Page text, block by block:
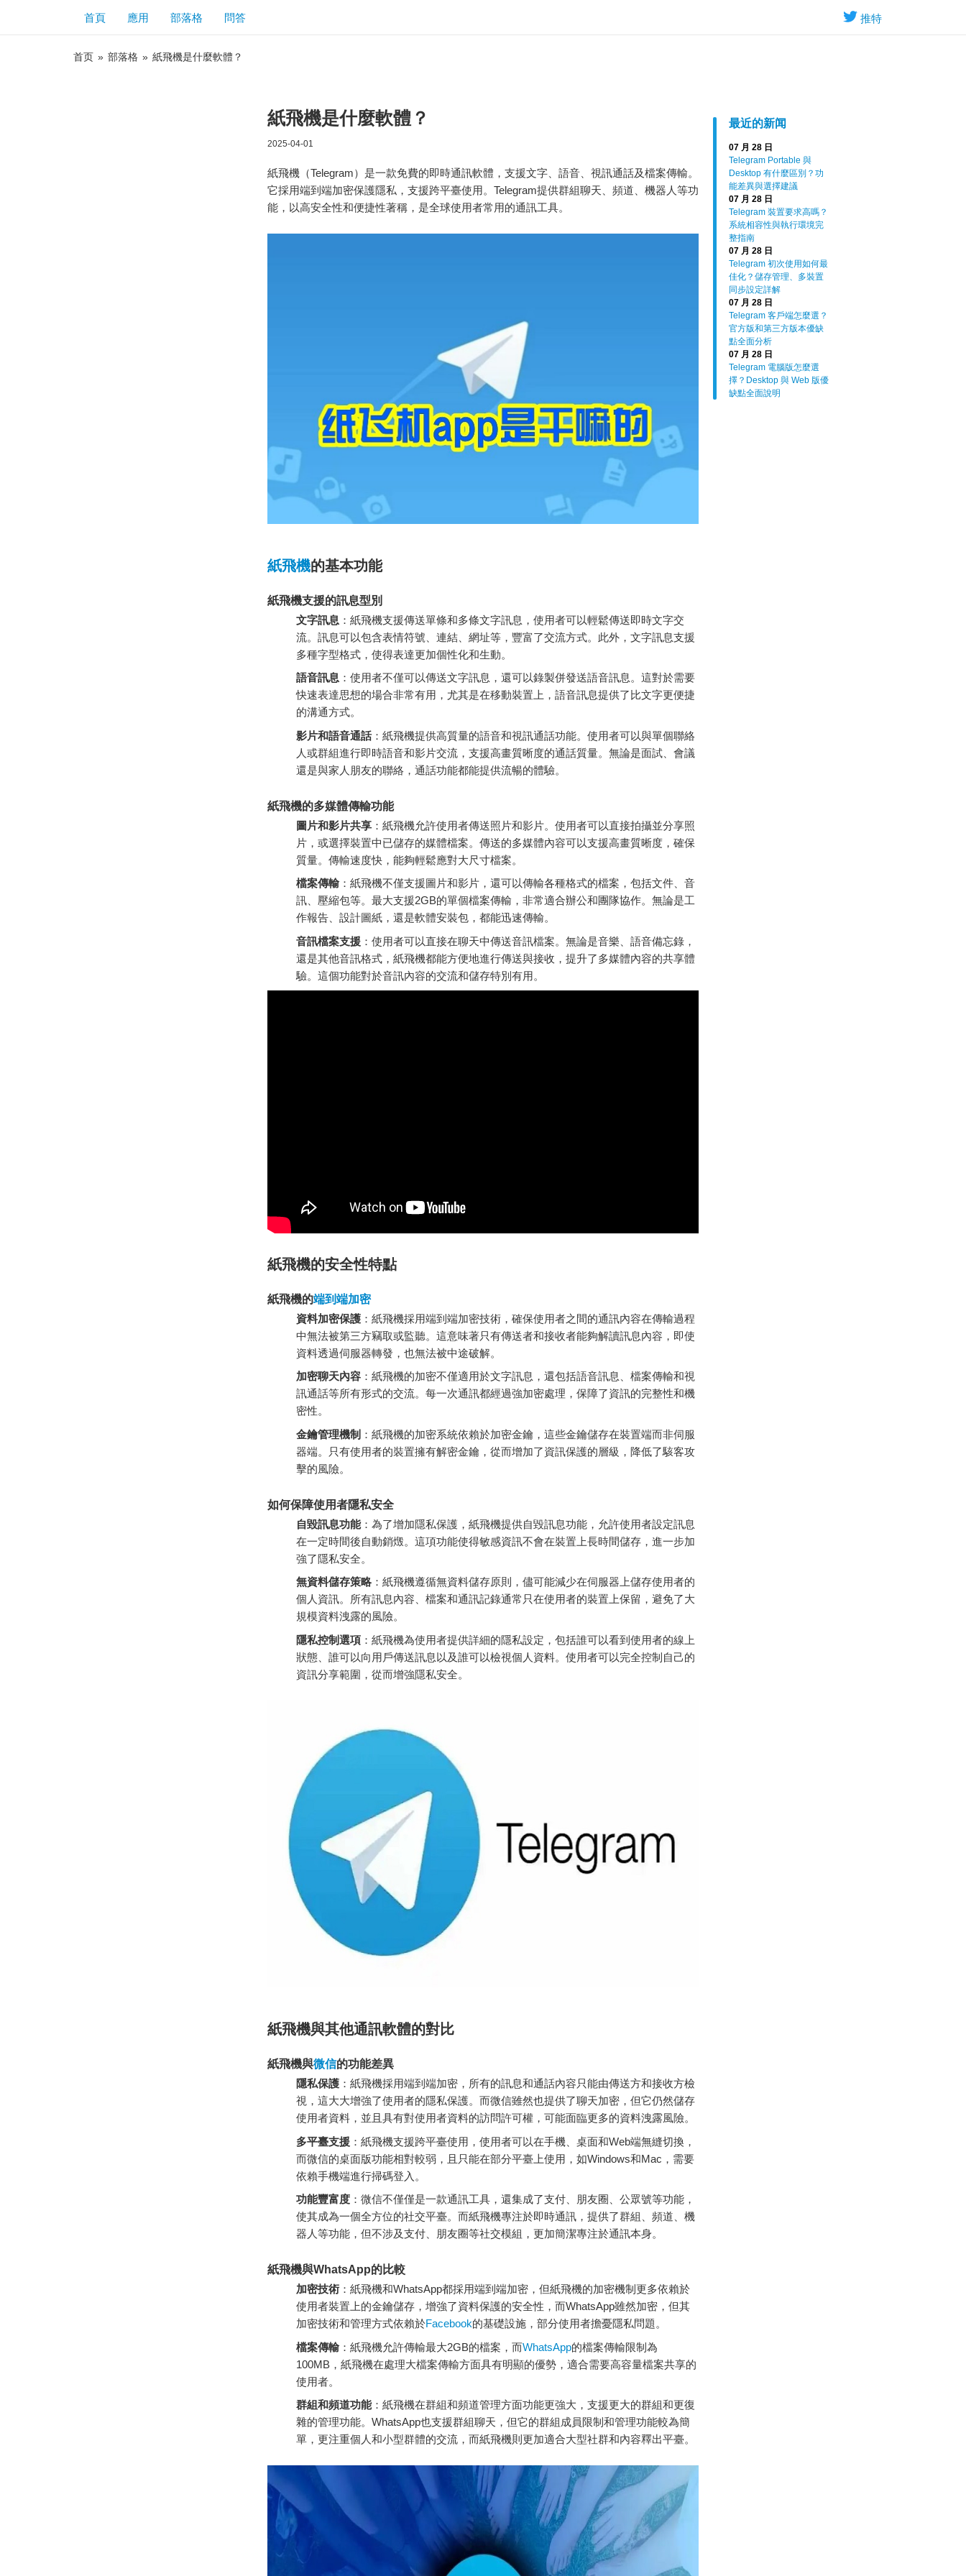
推特
首頁 應用 部落格 問答
首页 » 部落格 » 紙飛機是什麼軟體？
最近的新闻
07 月 28 日
Telegram Portable 與
Desktop 有什麼區別？功
能差異與選擇建議
07 月 28 日
Telegram 裝置要求高嗎？
系統相容性與執行環境完
整指南
07 月 28 日
Telegram 初次使用如何最
佳化？儲存管理、多裝置
同步設定詳解
07 月 28 日
Telegram 客戶端怎麼選？
官方版和第三方版本優缺
點全面分析
07 月 28 日
Telegram 電腦版怎麼選
擇？Desktop 與 Web 版優
缺點全面說明
紙飛機是什麼軟體？
2025-04-01
紙飛機（Telegram）是一款免費的即時通訊軟體，支援文字、語音、視訊通話及檔案傳輸。
它採用端到端加密保護隱私，支援跨平臺使用。Telegram提供群組聊天、頻道、機器人等功
能，以高安全性和便捷性著稱，是全球使用者常用的通訊工具。
紙飛機的基本功能
紙飛機支援的訊息型別
文字訊息 ：紙飛機支援傳送單條和多條文字訊息，使用者可以輕鬆傳送即時文字交
流。訊息可以包含表情符號、連結、網址等，豐富了交流方式。此外，文字訊息支援
多種字型格式，使得表達更加個性化和生動。
語音訊息 ：使用者不僅可以傳送文字訊息，還可以錄製併發送語音訊息。這對於需要
快速表達思想的場合非常有用，尤其是在移動裝置上，語音訊息提供了比文字更便捷
的溝通方式。
影片和語音通話：紙飛機提供高質量的語音和視訊通話功能。使用者可以與單個聯絡
人或群組進行即時語音和影片交流，支援高畫質晰度的通話質量。無論是面試、會議
還是與家人朋友的聯絡，通話功能都能提供流暢的體驗。
紙飛機的多媒體傳輸功能
圖片和影片共享 ：紙飛機允許使用者傳送照片和影片。使用者可以直接拍攝並分享照
片，或選擇裝置中已儲存的媒體檔案。傳送的多媒體內容可以支援高畫質晰度，確保
質量。傳輸速度快，能夠輕鬆應對大尺寸檔案。
檔案傳輸：紙飛機不僅支援圖片和影片，還可以傳輸各種格式的檔案，包括文件、音
訊、壓縮包等。最大支援2GB的單個檔案傳輸，非常適合辦公和團隊協作。無論是工
作報告、設計圖紙，還是軟體安裝包，都能迅速傳輸。
音訊檔案支援 ：使用者可以直接在聊天中傳送音訊檔案。無論是音樂、語音備忘錄，
還是其他音訊格式，紙飛機都能方便地進行傳送與接收，提升了多媒體內容的共享體
驗。這個功能對於音訊內容的交流和儲存特別有用。
紙飛機的安全性特點
紙飛機的端到端加密
資料加密保護 ：紙飛機採用端到端加密技術，確保使用者之間的通訊內容在傳輸過程
中無法被第三方竊取或監聽。這意味著只有傳送者和接收者能夠解讀訊息內容，即使
資料透過伺服器轉發，也無法被中途破解。
加密聊天內容 ：紙飛機的加密不僅適用於文字訊息，還包括語音訊息、檔案傳輸和視
訊通話等所有形式的交流。每一次通訊都經過強加密處理，保障了資訊的完整性和機
密性。
金鑰管理機制 ：紙飛機的加密系統依賴於加密金鑰，這些金鑰儲存在裝置端而非伺服
器端。只有使用者的裝置擁有解密金鑰，從而增加了資訊保護的層級，降低了駭客攻
擊的風險。
如何保障使用者隱私安全
自毀訊息功能：為了增加隱私保護，紙飛機提供自毀訊息功能，允許使用者設定訊息
在一定時間後自動銷燬。這項功能使得敏感資訊不會在裝置上長時間儲存，進一步加
強了隱私安全。
無資料儲存策略 ：紙飛機遵循無資料儲存原則，儘可能減少在伺服器上儲存使用者的
個人資訊。所有訊息內容、檔案和通訊記錄通常只在使用者的裝置上保留，避免了大
規模資料洩露的風險。
隱私控制選項 ：紙飛機為使用者提供詳細的隱私設定，包括誰可以看到使用者的線上
狀態、誰可以向用戶傳送訊息以及誰可以檢視個人資料。使用者可以完全控制自己的
資訊分享範圍，從而增強隱私安全。
紙飛機與其他通訊軟體的對比
紙飛機與微信的功能差異
隱私保護 ：紙飛機採用端到端加密，所有的訊息和通話內容只能由傳送方和接收方檢
視，這大大增強了使用者的隱私保護。而微信雖然也提供了聊天加密，但它仍然儲存
使用者資料，並且具有對使用者資料的訪問許可權，可能面臨更多的資料洩露風險。
多平臺支援 ：紙飛機支援跨平臺使用，使用者可以在手機、桌面和Web端無縫切換，
而微信的桌面版功能相對較弱，且只能在部分平臺上使用，如Windows和Mac，需要
依賴手機端進行掃碼登入。
功能豐富度 ：微信不僅僅是一款通訊工具，還集成了支付、朋友圈、公眾號等功能，
使其成為一個全方位的社交平臺。而紙飛機專注於即時通訊，提供了群組、頻道、機
器人等功能，但不涉及支付、朋友圈等社交模組，更加簡潔專注於通訊本身。
紙飛機與WhatsApp的比較
加密技術 ：紙飛機和WhatsApp都採用端到端加密，但紙飛機的加密機制更多依賴於
使用者裝置上的金鑰儲存，增強了資料保護的安全性，而WhatsApp雖然加密，但其
加密技術和管理方式依賴於Facebook的基礎設施，部分使用者擔憂隱私問題。
檔案傳輸：紙飛機允許傳輸最大2GB的檔案，而WhatsApp的檔案傳輸限制為
100MB，紙飛機在處理大檔案傳輸方面具有明顯的優勢，適合需要高容量檔案共享的
使用者。
群組和頻道功能：紙飛機在群組和頻道管理方面功能更強大，支援更大的群組和更復
雜的管理功能。WhatsApp也支援群組聊天，但它的群組成員限制和管理功能較為簡
單，更注重個人和小型群體的交流，而紙飛機則更加適合大型社群和內容釋出平臺。